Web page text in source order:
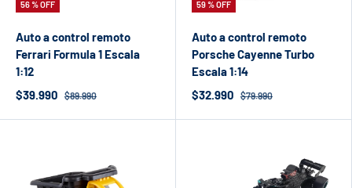
56 % OFF
Auto a control remoto
Ferrari Formula 1 Escala
1:12
$39.990
$89.990
59 % OFF
Auto a control remoto
Porsche Cayenne Turbo
Escala 1:14
$32.990
$79.990